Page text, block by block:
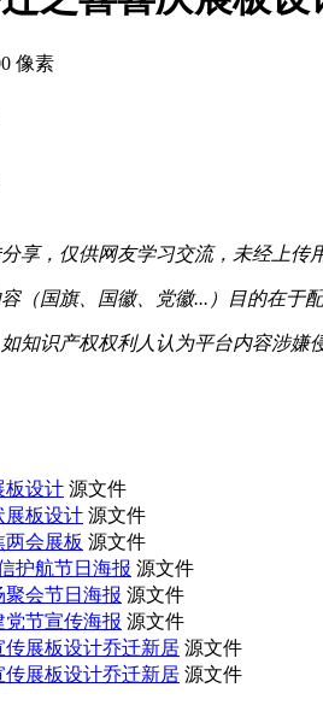
像素
享，仅供网友学习交流，未经上传
（国旗、国徽、党徽...）目的在于
知识产权权利人认为平台内容涉嫌
板设计 源文件
展板设计 源文件
会展板 源文件
护航节日海报 源文件
聚会节日海报 源文件
节宣传海报 源文件
展板设计乔迁新居 源文件
展板设计乔迁新居 源文件